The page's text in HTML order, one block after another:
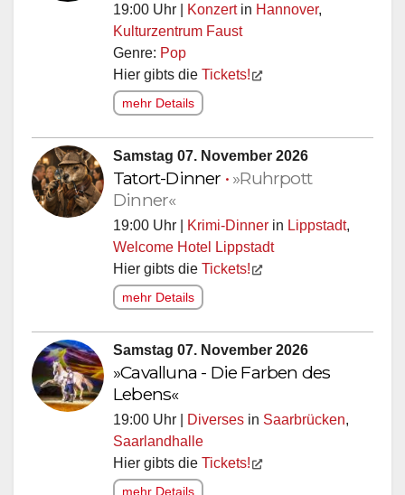
19:00 Uhr | Konzertin Hannover,
Kulturzentrum Faust
Genre: Pop
Hier gibts die Tickets!
mehr Details
Samstag 07. November 2026
Tatort-Dinner • »Ruhrpott
Dinner«
19:00 Uhr | Krimi-Dinner in Lippstadt,
Welcome Hotel Lippstadt
Hier gibts die Tickets!
mehr Details
Samstag 07. November 2026
»Cavalluna - Die Farben des
Lebens«
19:00 Uhr | Diverses in Saarbrücken,
Saarlandhalle
Hier gibts die Tickets!
mehr Details